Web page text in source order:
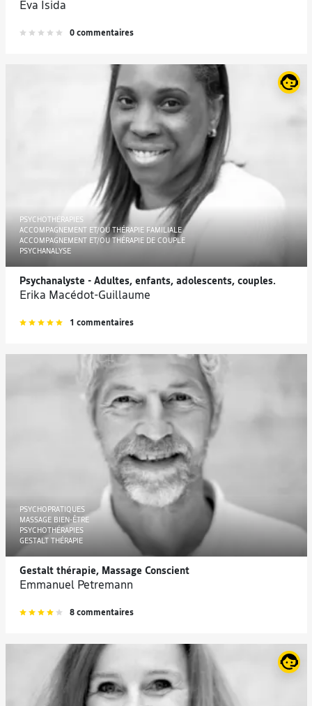
Eva Isida
0 commentaires
PSYCHOTHÉRAPIES
ACCOMPAGNEMENT ET/OU THÉRAPIE FAMILIALE
ACCOMPAGNEMENT ET/OU THÉRAPIE DE COUPLE
PSYCHANALYSE
Psychanalyste - Adultes, enfants, adolescents, couples.
Erika Macédot-Guillaume
1 commentaires
PSYCHOPRATIQUES
MASSAGE BIEN-ÊTRE
PSYCHOTHÉRAPIES
GESTALT THÉRAPIE
Gestalt thérapie, Massage Conscient
Emmanuel Petremann
8 commentaires